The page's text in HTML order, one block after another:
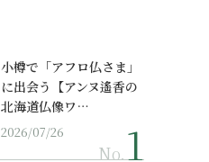
小樽で「アフロ仏さま」
に出会う【アンヌ遙香の
北海道仏像ワ…
2026/07/26
No.